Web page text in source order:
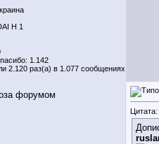
H 1
1.142
2.120 раз(а) в 1.077 сообщениях
Цитата: